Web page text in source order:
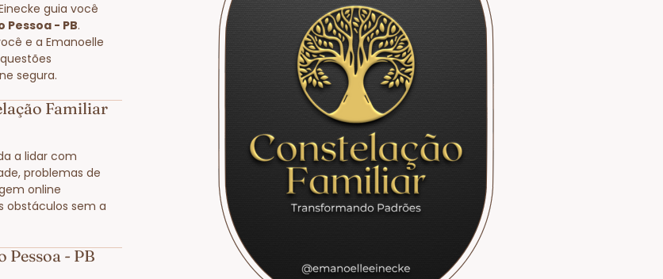
guia você
- PB.
e a Emanoelle
segura.
Familiar
a lidar com
problemas de
online
obstáculos sem a
Pessoa - PB